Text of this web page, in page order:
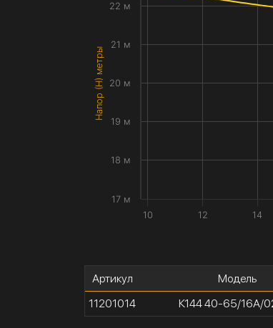
Напор (H) метры
10 12 14
17 м
18 м
19 м
20 м
21 м
22 м
Артикул
11201014
Модель
К144 40-65/16А/